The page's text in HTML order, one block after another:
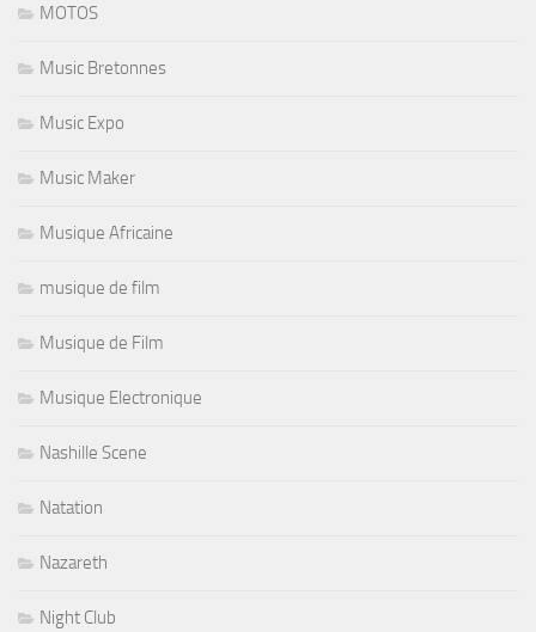
MOTOS
Music Bretonnes
Music Expo
Music Maker
Musique Africaine
musique de film
Musique de Film
Musique Electronique
Nashille Scene
Natation
Nazareth
Night Club